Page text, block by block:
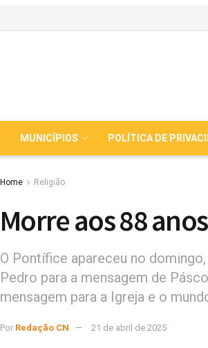
MUNICÍPIOS POLÍTICA DE
Home Religião
Morre aos 88
O Pontífice apareceu no
Pedro para a mensagem de
mensagem para a Igreja e o
Por Redação CN 21 de abril de 2025